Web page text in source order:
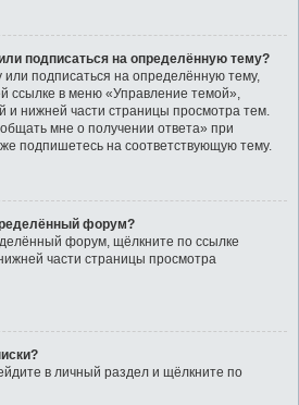
подписаться на определённую тему?
или подписаться на определённую тему,
ссылке в меню «Управление темой»,
и нижней части страницы просмотра тем.
мне о получении ответа» при
подпишетесь на соответствующую тему.
форум?
форум, щёлкните по ссылке
части страницы просмотра
в личный раздел и щёлкните по